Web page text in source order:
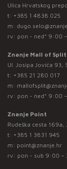
Ulica Hrvatskog
t: +385 1 4838 025
m:
rv: pon - ned* 9:00
Znanje Mall of Split
Ul. Josipa Jovića 93,
t: +385 21 280 017
m:
rv: pon - ned* 9:00
Znanje Point
Rudeška cesta 169a,
t: +385 1 3831 945
m: point@znanje.hr
rv: pon - sub 9:00